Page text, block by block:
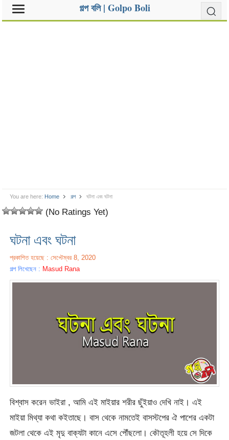
গল্প বলি | Golpo Boli
You are here: Home গল্প ঘটনা এবং ঘটনা
(No Ratings Yet)
ঘটনা এবং ঘটনা
প্রকাশিত হয়েছে : সেপ্টেম্বর 8, 2020
গল্প লিখেছেন : Masud Rana
বিশ্বাস করেন ভাইরা , আমি এই মাইয়ার শরীর ছুঁইয়াও দেখি নাই। এই
মাইয়া মিথ্যা কথা কইতাছে। বাস থেকে নামতেই বাসস্টপের ঐ পাশের একটা
জটলা থেকে এই মৃদু বাক্যটা কানে এসে পৌঁছলো। কৌতূহলী হয়ে সে দিকে